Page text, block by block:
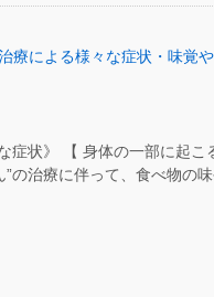
療による様々な症状・味覚
症状》 【 身体の一部に起こ
の治療に伴って、食べ物の